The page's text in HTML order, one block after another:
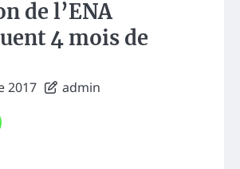
de l’ENA
4 mois de
2017 admin